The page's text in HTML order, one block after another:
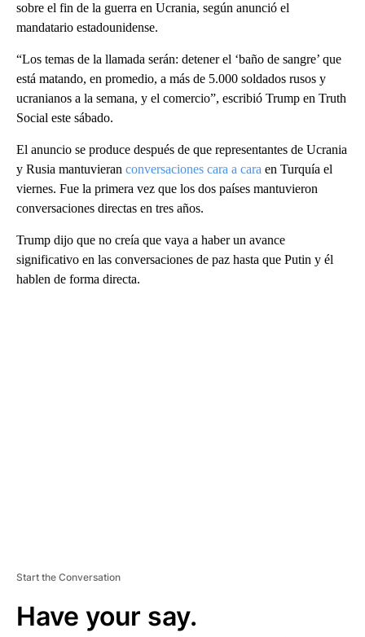
sobre el fin de la guerra en Ucrania, según anunció el
mandatario estadounidense.
“Los temas de la llamada serán: detener el ‘baño de sangre’ que
está matando, en promedio, a más de 5.000 soldados rusos y
ucranianos a la semana, y el comercio”, escribió Trump en Truth
Social este sábado.
El anuncio se produce después de que representantes de Ucrania
y Rusia mantuvieran conversaciones cara a cara en Turquía el
viernes. Fue la primera vez que los dos países mantuvieron
conversaciones directas en tres años.
Trump dijo que no creía que vaya a haber un avance
significativo en las conversaciones de paz hasta que Putin y él
hablen de forma directa.
Start the Conversation
Have your say.